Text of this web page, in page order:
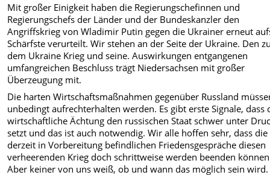
Mit großer Einigkeit haben die Regierungschefinnen und
Regierungschefs der Länder und der Bundeskanzler den
Angriffskrieg von Wladimir Putin gegen die Ukrainer erneut
Schärfste verurteilt. Wir stehen an der Seite der Ukraine. Den
dem Ukraine Krieg und seine. Auswirkungen entgangenen
umfangreichen Beschluss trägt Niedersachsen mit großer
Überzeugung mit.
Die harten Wirtschaftsmaßnahmen gegenüber Russland
unbedingt aufrechterhalten werden. Es gibt erste Signale, dass
wirtschaftliche Ächtung den russischen Staat schwer unter
setzt und das ist auch notwendig. Wir alle hoffen sehr, dass die
derzeit in Vorbereitung befindlichen Friedensgespräche diesen
verheerenden Krieg doch schrittweise werden beenden
Aber keiner von uns weiß, ob und wann das möglich sein wird.